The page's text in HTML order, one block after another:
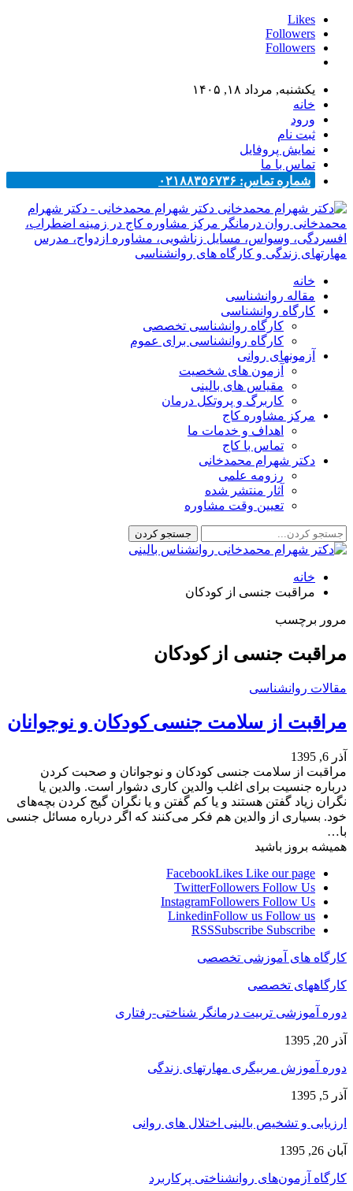
Likes
Followers
Followers
یکشنبه, مرداد ۱۸, ۱۴۰۵
خانه
ورود
ثبت نام
نمایش پروفایل
تماس با ما
شماره تماس: ۰۲۱۸۸۳۵۶۷۳۶
دکتر شهرام محمدخانی - دکتر شهرام
محمدخانی روان درمانگر مرکز مشاوره کاج در زمینه اضطراب،
افسردگی، وسواس، مسایل زناشویی، مشاوره ازدواج، مدرس
مهارتهای زندگی و کارگاه های روانشناسی
خانه
مقاله روانشناسی
کارگاه روانشناسی
کارگاه روانشناسی تخصصی
کارگاه روانشناسی برای عموم
آزمونهای روانی
آزمون های شخصیت
مقیاس های بالینی
کاربرگ و پروتکل درمان
مرکز مشاوره کاج
اهداف و خدمات ما
تماس با کاج
دکتر شهرام محمدخانی
رزومه علمی
آثار منتشر شده
تعیین وقت مشاوره
خانه
مراقبت جنسی از کودکان
مرور برچسب
مراقبت جنسی از کودکان
مقالات روانشناسی
مراقبت از سلامت جنسی کودکان و نوجوانان
آذر 6, 1395
مراقبت از سلامت جنسی کودکان و نوجوانان و صحبت کردن
درباره جنسیت برای اغلب والدین کاری دشوار است. والدین یا
نگران زیاد گفتن هستند و یا کم گفتن و یا نگران گیج کردن بچه‌های
خود. بسیاری از والدین هم ‌فکر می‌کنند که اگر درباره مسائل جنسی
با…
همیشه بروز باشید
FacebookLikes Like our page
TwitterFollowers Follow Us
InstagramFollowers Follow Us
LinkedinFollow us Follow us
RSSSubscribe Subscribe
کارگاه های آموزشی تخصصی
کارگاههای تخصصی
دوره آموزشی تربیت درمانگر شناختی-رفتاری
آذر 20, 1395
دوره آموزش مربیگری مهارتهای زندگی
آذر 5, 1395
ارزیابی و تشخیص بالینی اختلال های روانی
آبان 26, 1395
کارگاه آزمون‌های روانشناختی پرکاربرد